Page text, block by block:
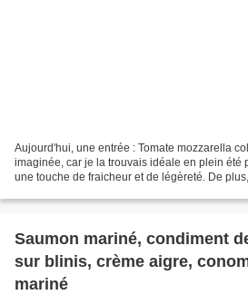
Aujourd'hui, une entrée : Tomate mozzarella
imaginée, car je la trouvais idéale en plein été
une touche de fraicheur et de légèreté. De
Saumon mariné, condiment
sur blinis, crème aigre,
mariné